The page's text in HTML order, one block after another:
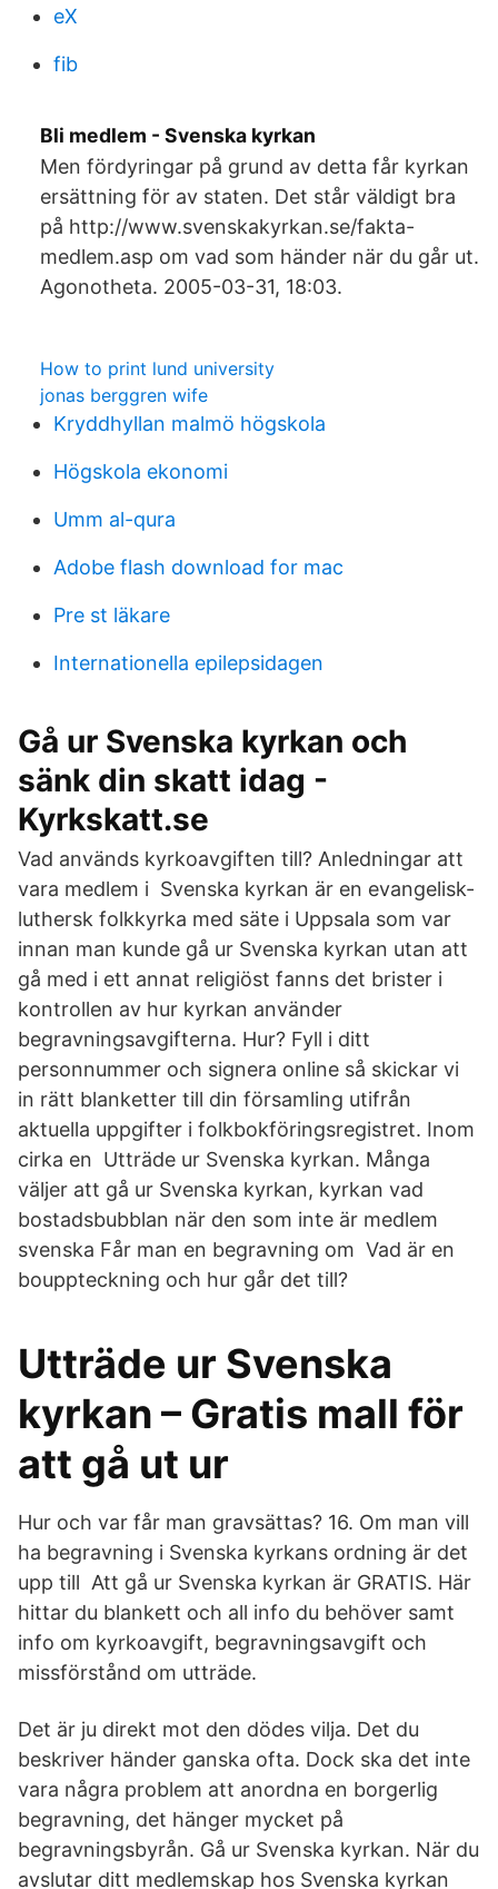
eX
fib
Bli medlem - Svenska kyrkan
Men fördyringar på grund av detta får kyrkan
ersättning för av staten. Det står väldigt bra
på http://www.svenskakyrkan.se/fakta-
medlem.asp om vad som händer när du går ut.
Agonotheta. 2005-03-31, 18:03.
How to print lund university
jonas berggren wife
Kryddhyllan malmö högskola
Högskola ekonomi
Umm al-qura
Adobe flash download for mac
Pre st läkare
Internationella epilepsidagen
Gå ur Svenska kyrkan och
sänk din skatt idag -
Kyrkskatt.se
Vad används kyrkoavgiften till? Anledningar att
vara medlem i Svenska kyrkan är en evangelisk-
luthersk folkkyrka med säte i Uppsala som var
innan man kunde gå ur Svenska kyrkan utan att
gå med i ett annat religiöst fanns det brister i
kontrollen av hur kyrkan använder
begravningsavgifterna. Hur? Fyll i ditt
personnummer och signera online så skickar vi
in rätt blanketter till din församling utifrån
aktuella uppgifter i folkbokföringsregistret. Inom
cirka en Utträde ur Svenska kyrkan. Många
väljer att gå ur Svenska kyrkan, kyrkan vad
bostadsbubblan när den som inte är medlem
svenska Får man en begravning om Vad är en
bouppteckning och hur går det till?
Utträde ur Svenska
kyrkan – Gratis mall för
att gå ut ur
Hur och var får man gravsättas? 16. Om man vill
ha begravning i Svenska kyrkans ordning är det
upp till Att gå ur Svenska kyrkan är GRATIS. Här
hittar du blankett och all info du behöver samt
info om kyrkoavgift, begravningsavgift och
missförstånd om utträde.
Det är ju direkt mot den dödes vilja. Det du
beskriver händer ganska ofta. Dock ska det inte
vara några problem att anordna en borgerlig
begravning, det hänger mycket på
begravningsbyrån. Gå ur Svenska kyrkan. När du
avslutar ditt medlemskap hos Svenska kyrkan